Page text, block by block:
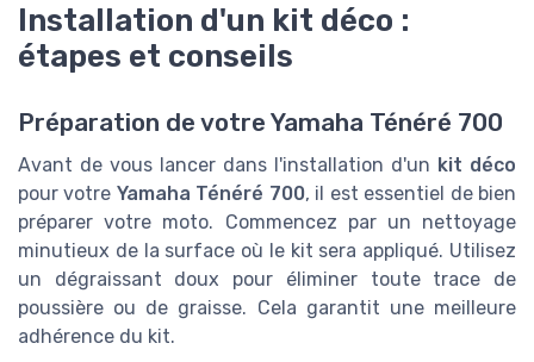
Installation d'un kit déco :
étapes et conseils
Préparation de votre Yamaha Ténéré 700
Avant de vous lancer dans l'installation d'un kit déco
pour votre Yamaha Ténéré 700, il est essentiel de bien
préparer votre moto. Commencez par un nettoyage
minutieux de la surface où le kit sera appliqué. Utilisez
un dégraissant doux pour éliminer toute trace de
poussière ou de graisse. Cela garantit une meilleure
adhérence du kit.